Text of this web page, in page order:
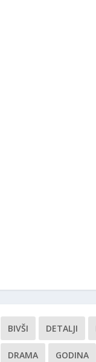
BIVŠI DETALJI
DRAMA GODINA